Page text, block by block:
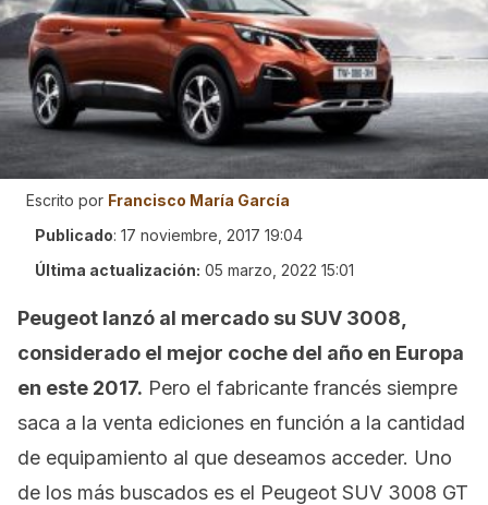
Escrito por Francisco María García
Publicado: 17 noviembre, 2017 19:04
Última actualización: 05 marzo, 2022 15:01
Peugeot lanzó al mercado su SUV 3008,
considerado el mejor coche del año en Europa
en este 2017. Pero el fabricante francés siempre
saca a la venta ediciones en función a la cantidad
de equipamiento al que deseamos acceder. Uno
de los más buscados es el Peugeot SUV 3008 GT